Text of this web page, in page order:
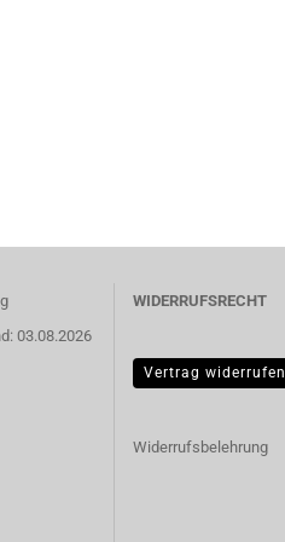
03.08.2026
WIDERRUFSRECHT
Vertrag widerrufen
Widerrufsbelehrung